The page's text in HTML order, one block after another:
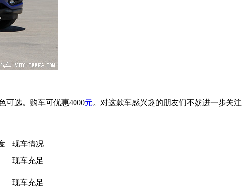
可选。购车可优惠4000元。对这款车感兴趣的朋友们不妨进一步关注
现车情况
现车充足
现车充足